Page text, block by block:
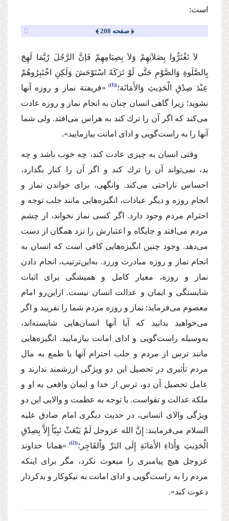
است:
﴿ صفحه 208 ﴾
لاَ تَغْتَرُّوا بِصَلاَتِهِمْ وَ‌لاَ بِصِیَامِهِمْ فَإنَّ الرَّجُلَ رُبَّمَا لَهِجَ
بِِالصَّلَوةِ وَالصَّوْمِ حَتَّی لَوْ تَرَكَهُ اسْتَوْحَشَ وَ‌لَكِنِ اخْتَبِرُوهُمْ
عِنْدَ صِدْقِ الْحَدِیثِ وَ‌الأَمَانَة؛ (1)
«فریفتة نماز و روزه آنها
نشوید؛ زیرا گاهی انسان چنان به انجام نماز و روزه عادت
می‌کند كه اگر آن را ترك كند به هراس می‌‌افتد. ولی شما
آنها را به راست‌گویی و ادای امانت بیازمایید».
وقتی انسان به چیزی عادت كند، چه خوب باشد و چه
بد، نمی‌تواند آن را ترك كند و اگر آن را كنار بگذارد،
احساس ناراحتی می‌كند. وانگهی، برای خواندن نماز و
انجام روزه و دیگر عبادات، انگیزه‌هایی مانند جلب توجه و
احترام مردم وجود دارد. اگر كسی نماز نخواند، از چشم
مردم می‌افتد و جایگاه و اعتبارش را نزد همگان از دست
می‌دهد. وجود چنین انگیزه‌هایی كافی است كه انسان به
انجام نماز و روزه مبادرت ورزد. به‌این‌ترتیب، انجام دادن
نماز و روزه، معیار كامل و همیشگی برای اثبات
شایستگی و ایمان و عدالت انسان نیست. ازاین‌رو امام
معصوم می‌فرماید: نماز و روزه مردم شما را نفریبد و اگر
می‌خواهید بدانید كه آیا آنها انسان‌هایی شایسته‌اند،
به‌وسیله راست‌گویی و ادای امانت بیازمایید. انگیزه‌هایی
مانند ترس از مردم و جلب احترام آنها یا طمع به مال
مردم تأثیری در تحصیل این دو ویژگی ارزشمند ندارند و
عامل تحصیل آن دو، ترس از خدا و ایمان واقعی به او و
ملكة عدالت و تقواست. با توجه به عظمت و والایی این دو
ویژگی والای انسانی، در حدیث دیگری امام صادق علیه
السلام می‌فرمایند: إِنَّ الله عزوجل لَمْ یَبْعَثْ نَبِیّاً إِلاَّ بِصِدْقِ
الْحَدِیثِ وَ‌أَدَاءِ الأَمَانَةِ إِلَی البَرِّ وَ‌اْلفَاجِر؛ (2)
«همانا خداوند
عزوجل هیچ پیامبری را مبعوث نكرد، مگر برای اینكه
مردم را به راست‌گویی و ادای امانت به نیكوكار و بد‌كردار
دعوت كند».